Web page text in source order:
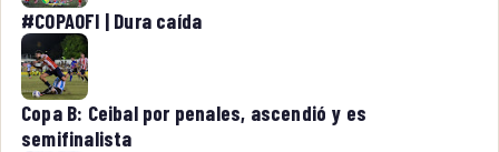
#COPAOFI | Dura caída
Copa B: Ceibal por penales, ascendió y es
semifinalista